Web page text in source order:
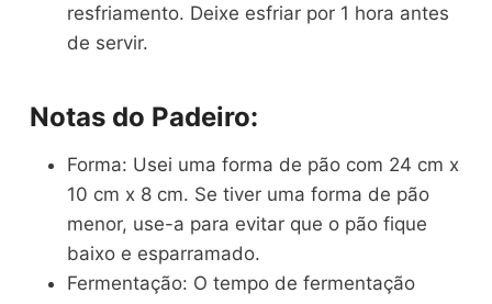
resfriamento. Deixe esfriar por 1 hora antes
de servir.
Notas do Padeiro:
Forma: Usei uma forma de pão com 24 cm x
10 cm x 8 cm. Se tiver uma forma de pão
menor, use-a para evitar que o pão fique
baixo e esparramado.
Fermentação: O tempo de fermentação